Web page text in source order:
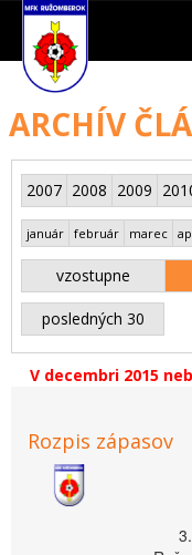
ARCHÍV
2007 2008 2009
január február marec
vzostupne
posledných 30
V decembri 2015
Rozpis zápasov